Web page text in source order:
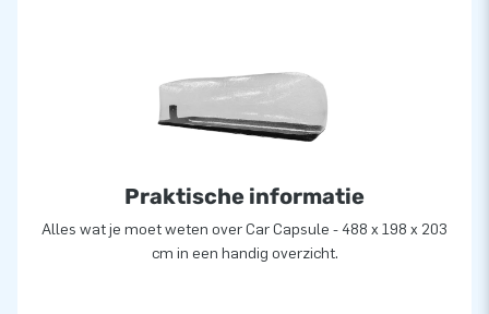
Praktische informatie
Alles wat je moet weten over Car Capsule - 488 x 198 x 203
cm in een handig overzicht.